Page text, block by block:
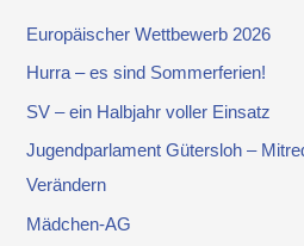
e
c
h
:
Europäischer Wettbewerb 2026
Hurra – es sind Sommerferien!
SV – ein Halbjahr voller Einsatz
Jugendparlament Gütersloh –
Verändern
Mädchen-AG